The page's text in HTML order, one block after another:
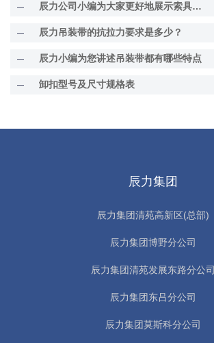
辰力公司小编为大家更好地展示索具的作用
辰力吊装带的抗拉力要求是多少？
辰力小编为您讲述吊装带都有哪些特点
卸扣型号及尺寸规格表
辰力集团
辰力集团清苑高新区(总部)
辰力集团博野分公司
辰力集团清苑发展东路分公司
辰力集团东吕分公司
辰力集团莫斯科分公司